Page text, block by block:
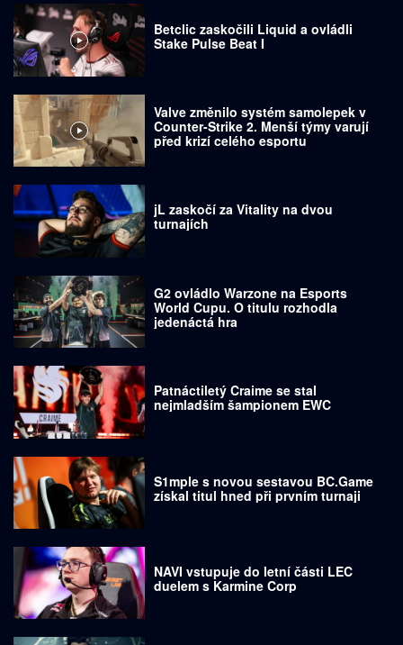
Betclic zaskočili Liquid a ovládli
Stake Pulse Beat I
Valve změnilo systém samolepek v
Counter-Strike 2. Menší týmy varují
před krizí celého esportu
jL zaskočí za Vitality na dvou
turnajích
G2 ovládlo Warzone na Esports
World Cupu. O titulu rozhodla
jedenáctá hra
Patnáctiletý Craime se stal
nejmladším šampionem EWC
S1mple s novou sestavou BC.Game
získal titul hned při prvním turnaji
NAVI vstupuje do letní části LEC
duelem s Karmine Corp